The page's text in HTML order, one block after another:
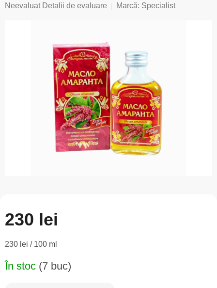
Evaluarea
Neevaluat Detalii de evaluare Marcă: Specialist
230 lei
Evaluare
230 lei / 100 ml
În stoc (7 buc)